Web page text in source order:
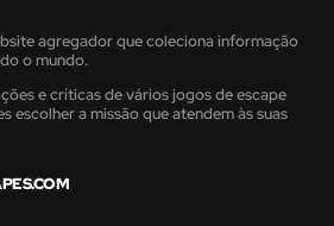
agregador que coleciona informação
o mundo.
e críticas de vários jogos de escape
escolher a missão que atendem às suas